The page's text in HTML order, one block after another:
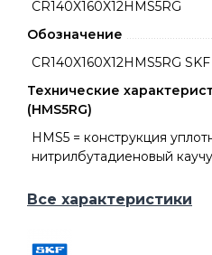
CR140X160X12HMS5RG
Обозначение
CR140X160X12HMS5RG SKF
Технические
(HMS5RG)
HMS5 = конструкция
нитрилбутадиеновый
Все характеристики